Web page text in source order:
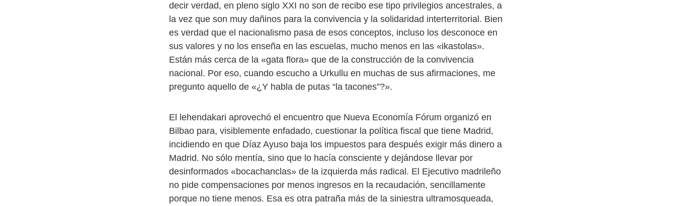
decir verdad, en pleno siglo XXI no son de recibo ese tipo privilegios ancestrales, a
la vez que son muy dañinos para la convivencia y la solidaridad interterritorial. Bien
es verdad que el nacionalismo pasa de esos conceptos, incluso los desconoce en
sus valores y no los enseña en las escuelas, mucho menos en las «ikastolas».
Están más cerca de la «gata flora» que de la construcción de la convivencia
nacional. Por eso, cuando escucho a Urkullu en muchas de sus afirmaciones, me
pregunto aquello de «¿Y habla de putas “la tacones”?».
El lehendakari aprovechó el encuentro que Nueva Economía Fórum organizó en
Bilbao para, visiblemente enfadado, cuestionar la política fiscal que tiene Madrid,
incidiendo en que Díaz Ayuso baja los impuestos para después exigir más dinero a
Madrid. No sólo mentía, sino que lo hacía consciente y dejándose llevar por
desinformados «bocachanclas» de la izquierda más radical. El Ejecutivo madrileño
no pide compensaciones por menos ingresos en la recaudación, sencillamente
porque no tiene menos. Esa es otra patraña más de la siniestra ultramosqueada,